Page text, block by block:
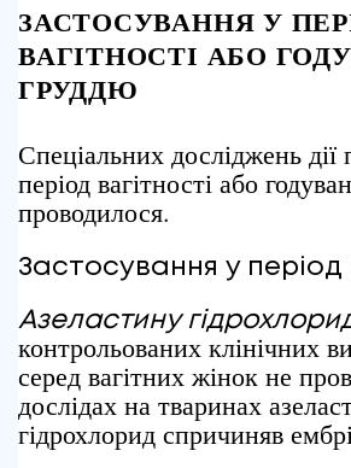
ЗАСТОСУВАННЯ У
ВАГІТНОСТІ АБО
ГРУДДЮ
Спеціальних досліджень дії
період вагітності або
проводилося.
Застосування у період
Азеластину
контрольованих клінічних
серед вагітних жінок не
дослідах на тваринах
гідрохлорид спричиняв